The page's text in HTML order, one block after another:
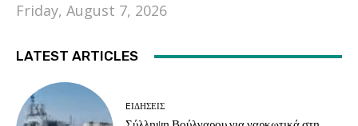
Friday, August 7, 2026
LATEST ARTICLES
EΙΔΗΣΕΙΣ